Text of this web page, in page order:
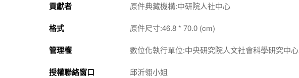
貢獻者 原件典藏機構:中研院人社中心
格式 原件尺寸:46.8 * 70.0 (cm)
管理權 數位化執行單位:中央研究院人文社會科學研究中心
授權聯絡窗口
邱沂翎小姐